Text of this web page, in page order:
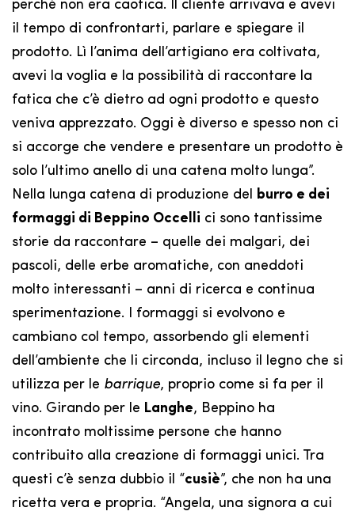
perché non era caotica. Il cliente arrivava e avevi
il tempo di confrontarti, parlare e spiegare il
prodotto. Lì l’anima dell’artigiano era coltivata,
avevi la voglia e la possibilità di raccontare la
fatica che c’è dietro ad ogni prodotto e questo
veniva apprezzato. Oggi è diverso e spesso non ci
si accorge che vendere e presentare un prodotto è
solo l’ultimo anello di una catena molto lunga”.
Nella lunga catena di produzione del burro e dei
formaggi di Beppino Occelli ci sono tantissime
storie da raccontare – quelle dei malgari, dei
pascoli, delle erbe aromatiche, con aneddoti
molto interessanti – anni di ricerca e continua
sperimentazione. I formaggi si evolvono e
cambiano col tempo, assorbendo gli elementi
dell’ambiente che li circonda, incluso il legno che si
utilizza per le barrique, proprio come si fa per il
vino. Girando per le Langhe, Beppino ha
incontrato moltissime persone che hanno
contribuito alla creazione di formaggi unici. Tra
questi c’è senza dubbio il “cusiè”, che non ha una
ricetta vera e propria. “Angela, una signora a cui